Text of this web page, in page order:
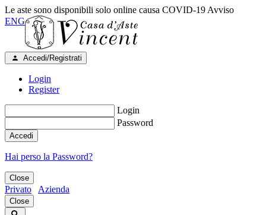
Le aste sono disponibili solo online causa COVID-19 Avviso
ENG
Accedi/Registrati
Login
Register
Login
Password
Accedi
Hai perso la Password?
Close
Privato Azienda
Close